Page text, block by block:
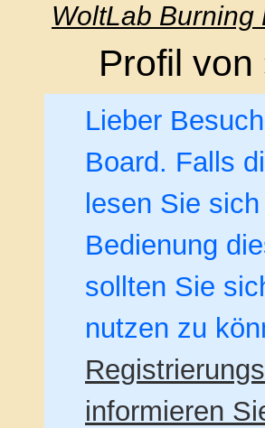
WoltLab Burning
Profil
Lieber
Board. Falls
lesen Sie
Bedienung
sollten Sie
nutzen zu
informieren